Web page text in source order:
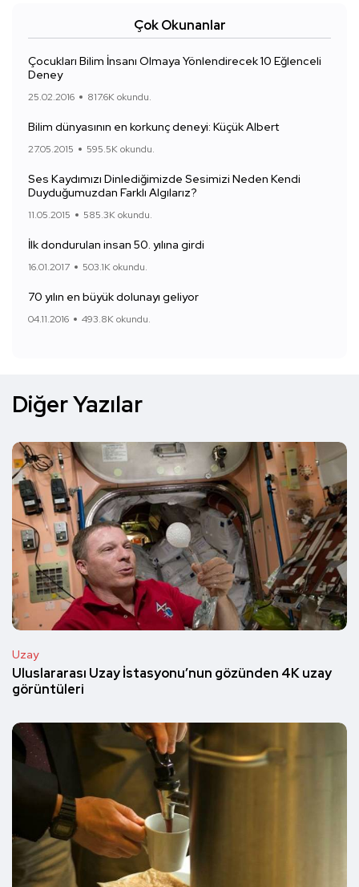
Çok Okunanlar
Çocukları Bilim İnsanı Olmaya Yönlendirecek 10 Eğlenceli
Deney
25.02.2016 817.6K okundu.
Bilim dünyasının en korkunç deneyi: Küçük Albert
27.05.2015 595.5K okundu.
Ses Kaydımızı Dinlediğimizde Sesimizi Neden Kendi
Duyduğumuzdan Farklı Algılarız?
11.05.2015 585.3K okundu.
İlk dondurulan insan 50. yılına girdi
16.01.2017 503.1K okundu.
70 yılın en büyük dolunayı geliyor
04.11.2016 493.8K okundu.
Diğer Yazılar
Uzay
Uluslararası Uzay İstasyonu’nun gözünden 4K uzay
görüntüleri